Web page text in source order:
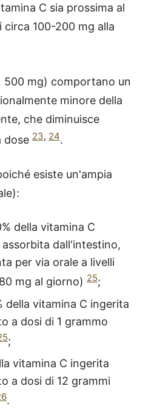
C sia prossima al
circa 100-200 mg alla
500 mg) comportano un
minore della
che diminuisce
dose 23, 24.
esiste un'ampia
della vitamina C
dall'intestino,
per via orale a livelli
mg al giorno) 25;
della vitamina C ingerita
a dosi di 1 grammo
;
vitamina C ingerita
a dosi di 12 grammi
.